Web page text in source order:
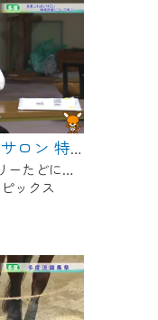
【多度】多度ふれあいサロン 特殊詐欺について学ぶ
2025年7月14日週 ウィークリーたどにて放送
ックス